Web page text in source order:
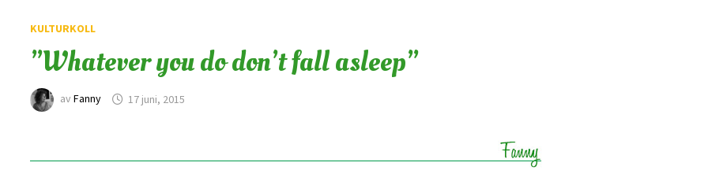
KULTURKOLL
”Whatever you do don’t fall asleep”
avFanny 17 juni, 2015